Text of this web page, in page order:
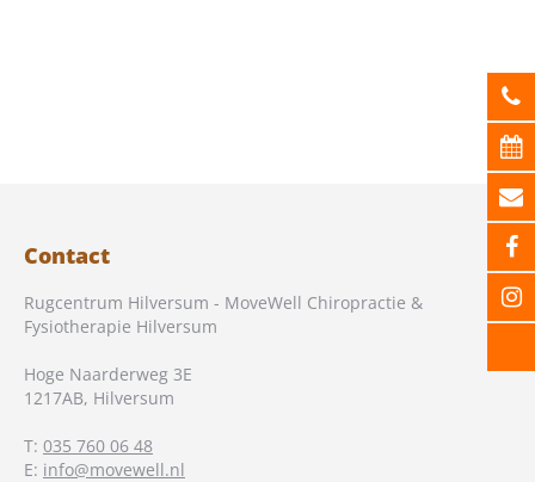
Contact
Rugcentrum Hilversum - MoveWell Chiropractie &
Fysiotherapie Hilversum
Hoge Naarderweg 3E
1217AB, Hilversum
T: 035 760 06 48
E: info@movewell.nl